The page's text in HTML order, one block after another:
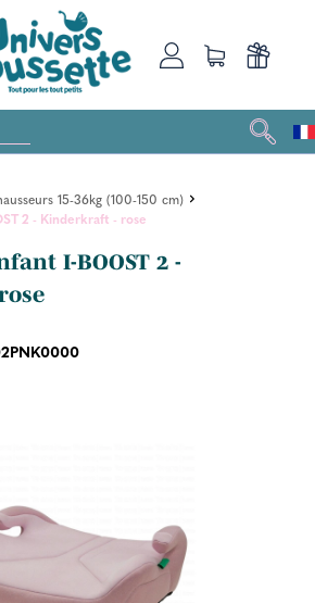
15-36kg (100-150 cm)
2 - Kinderkraft - rose
I-BOOST 2 -